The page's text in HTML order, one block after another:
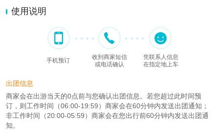
使用说明
手机预订
收到商家短信
或电话确认
凭联系人信息
在指定地上车
出团信息
商家会在出游当天的0点前与您确认出团信息。若您超过此时间预
订，则工作时间（06:00-19:59）商家会在60分钟内发送出团通知；
非工作时间（20:00-05:59）商家会在您出行前60分钟内发送出团通
知。